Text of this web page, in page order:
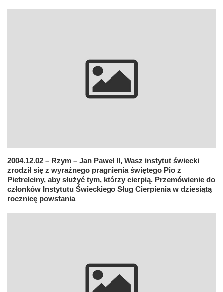
2004.12.02 – Rzym – Jan Paweł II, Wasz instytut świecki
zrodził się z wyraźnego pragnienia świętego Pio z
Pietrelciny, aby służyć tym, którzy cierpią. Przemówienie do
członków Instytutu Świeckiego Sług Cierpienia w dziesiątą
rocznicę powstania